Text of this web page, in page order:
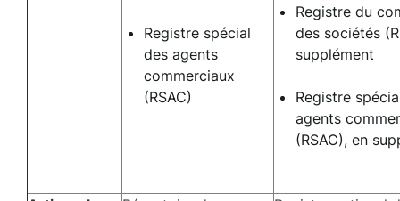
Registre spécial
des agents
commerciaux
(RSAC)
Registre du
des sociétés
supplément
Registre
agents
(RSAC), en